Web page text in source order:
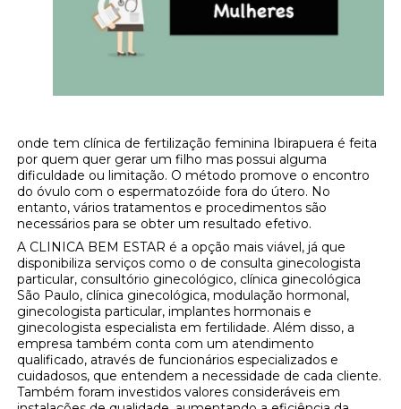
onde tem clínica de fertilização feminina Ibirapuera é feita
por quem quer gerar um filho mas possui alguma
dificuldade ou limitação. O método promove o encontro
do óvulo com o espermatozóide fora do útero. No
entanto, vários tratamentos e procedimentos são
necessários para se obter um resultado efetivo.
A CLINICA BEM ESTAR é a opção mais viável, já que
disponibiliza serviços como o de consulta ginecologista
particular, consultório ginecológico, clínica ginecológica
São Paulo, clínica ginecológica, modulação hormonal,
ginecologista particular, implantes hormonais e
ginecologista especialista em fertilidade. Além disso, a
empresa também conta com um atendimento
qualificado, através de funcionários especializados e
cuidadosos, que entendem a necessidade de cada cliente.
Também foram investidos valores consideráveis em